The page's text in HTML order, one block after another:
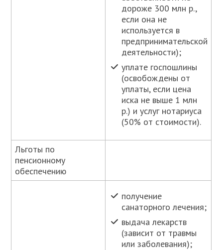
дороже 300 млн р.,
если она не
используется в
предпринимательской
деятельности);
уплате госпошлины
(освобождены от
уплаты, если цена
иска не выше 1 млн
р.) и услуг нотариуса
(50% от стоимости).
Льготы по
пенсионному
обеспечению
получение
санаторного лечения;
выдача лекарств
(зависит от травмы
или заболевания);